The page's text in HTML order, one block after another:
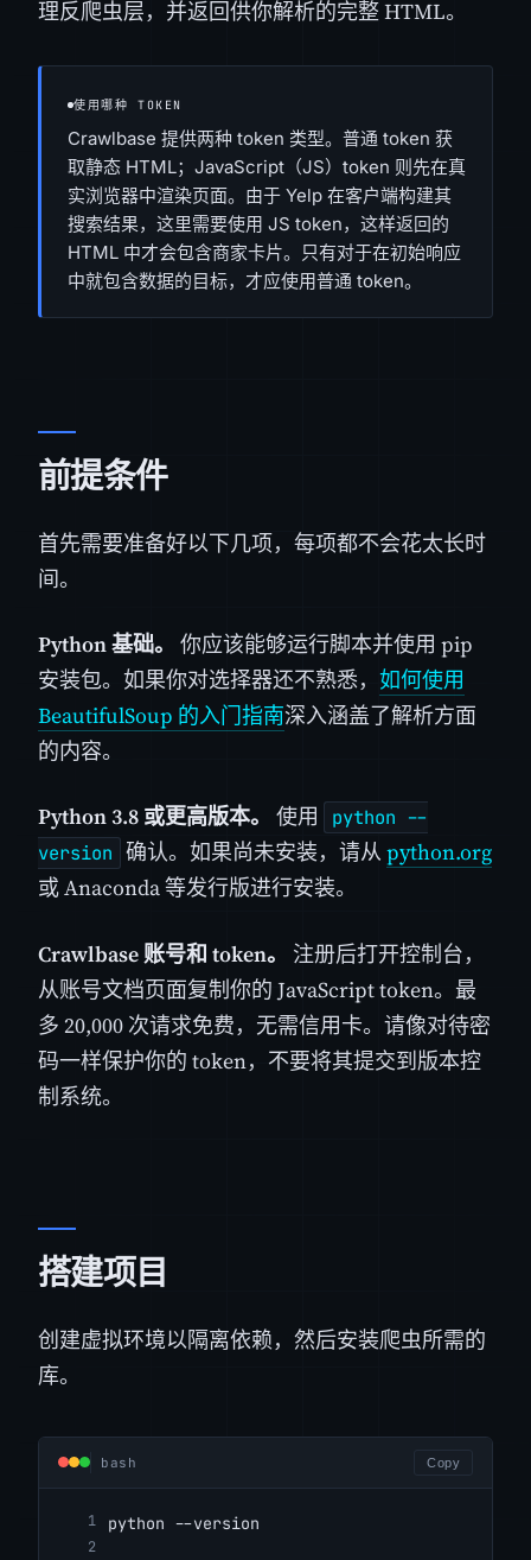
理反爬虫层，并返回供你解析的完整 HTML。
使用哪种 TOKEN
Crawlbase 提供两种 token 类型。普通 token 获
取静态 HTML；JavaScript（JS）token 则先在真
实浏览器中渲染页面。由于 Yelp 在客户端构建其
搜索结果，这里需要使用 JS token，这样返回的
HTML 中才会包含商家卡片。只有对于在初始响应
中就包含数据的目标，才应使用普通 token。
前提条件
首先需要准备好以下几项，每项都不会花太长时
间。
Python 基础。 你应该能够运行脚本并使用 pip
安装包。如果你对选择器还不熟悉， 如何使用
BeautifulSoup 的入门指南深入涵盖了解析方面
的内容。
Python 3.8 或更高版本。 使用
python --
version 确认。如果尚未安装，请从 python.org
或 Anaconda 等发行版进行安装。
Crawlbase 账号和 token。
注册后打开控制台，
从账号文档页面复制你的 JavaScript token。最
多 20,000 次请求免费，无需信用卡。请像对待密
码一样保护你的 token，不要将其提交到版本控
制系统。
搭建项目
创建虚拟环境以隔离依赖，然后安装爬虫所需的
库。
bash Copy
python --version